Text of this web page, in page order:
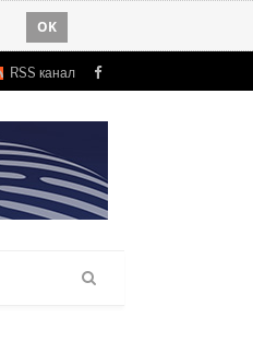
OK
RSS канал Facebook